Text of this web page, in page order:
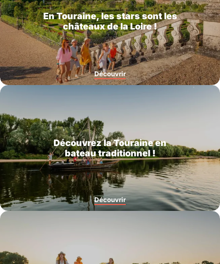
En Touraine, les stars sont les
châteaux de la Loire !
Découvrir
Découvrez la Touraine en
bateau traditionnel !
Découvrir